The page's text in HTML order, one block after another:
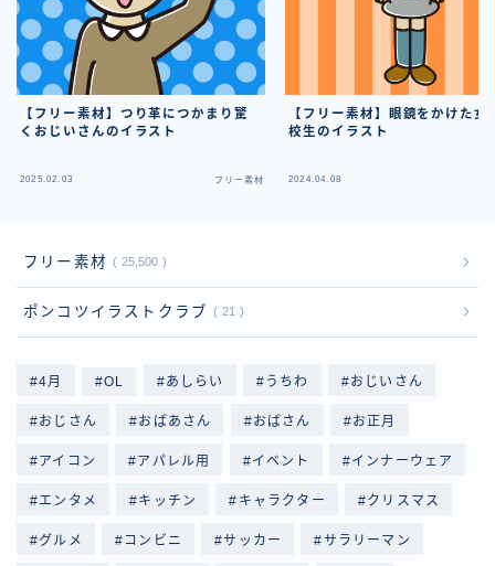
【フリー素材】つり革につかまり驚
くおじいさんのイラスト
2025.02.03 フリー素材
【フリー素材】眼鏡をかけた女
校生のイラスト
2024.04.08
フリー素材 25,500
ポンコツイラストクラブ 21
4月 OL あしらい うちわ おじいさん
おじさん おばあさん おばさん お正月
アイコン アパレル用 イベント インナーウェア
エンタメ キッチン キャラクター クリスマス
グルメ コンビニ サッカー サラリーマン